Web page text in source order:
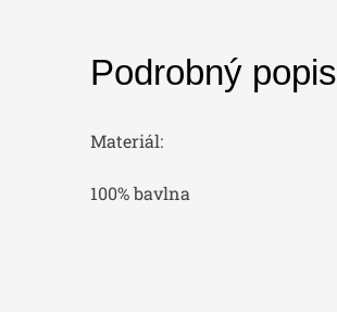
Podrobný popis
Materiál:
100% bavlna